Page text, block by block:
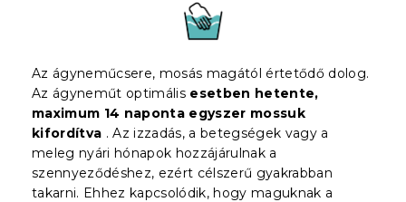
Az ágyneműcsere, mosás magától értetődő dolog.
Az ágyneműt optimális esetben hetente,
maximum 14 naponta egyszer mossuk
kifordítva . Az izzadás, a betegségek vagy a
meleg nyári hónapok hozzájárulnak a
szennyeződéshez, ezért célszerű gyakrabban
takarni. Ehhez kapcsolódik, hogy maguknak a